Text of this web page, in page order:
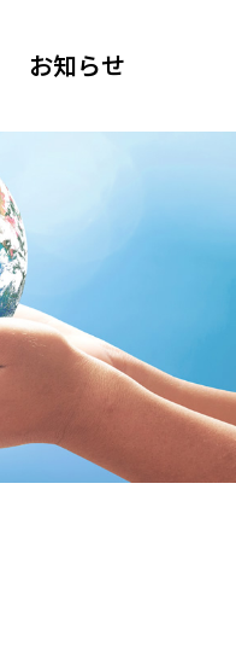
お知らせ